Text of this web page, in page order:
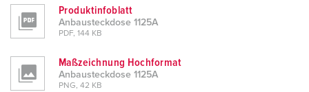
Produktinfoblatt
Anbausteckdose 1125A
PDF, 144 KB
Maßzeichnung Hochformat
Anbausteckdose 1125A
PNG, 42 KB